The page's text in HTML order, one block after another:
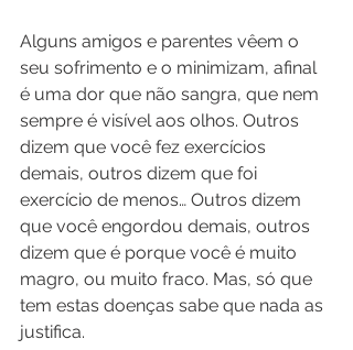
Alguns amigos e parentes vêem o
seu sofrimento e o minimizam, afinal
é uma dor que não sangra, que nem
sempre é visível aos olhos. Outros
dizem que você fez exercícios
demais, outros dizem que foi
exercício de menos… Outros dizem
que você engordou demais, outros
dizem que é porque você é muito
magro, ou muito fraco. Mas, só que
tem estas doenças sabe que nada as
justifica.